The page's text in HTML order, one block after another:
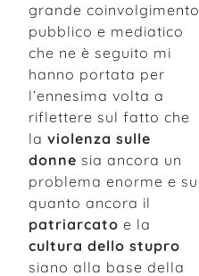
grande coinvolgimento
pubblico e mediatico
che ne è seguito mi
hanno portata per
l’ennesima volta a
riflettere sul fatto che
la violenza sulle
donne sia ancora un
problema enorme e su
quanto ancora il
patriarcato e la
cultura dello stupro
siano alla base della